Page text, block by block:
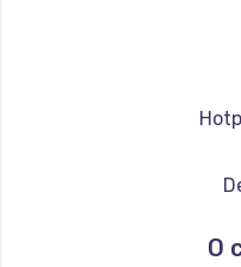
Ремонт
Ремонт
Ремонт
Ремонт
Ремонт
Ремонт
Ремонт
О